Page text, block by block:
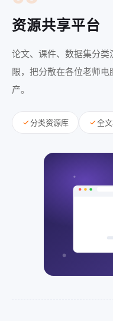
资源共享平台
论文、课件、数据集分
限，把分散在各位老师
产。
分类资源库 全